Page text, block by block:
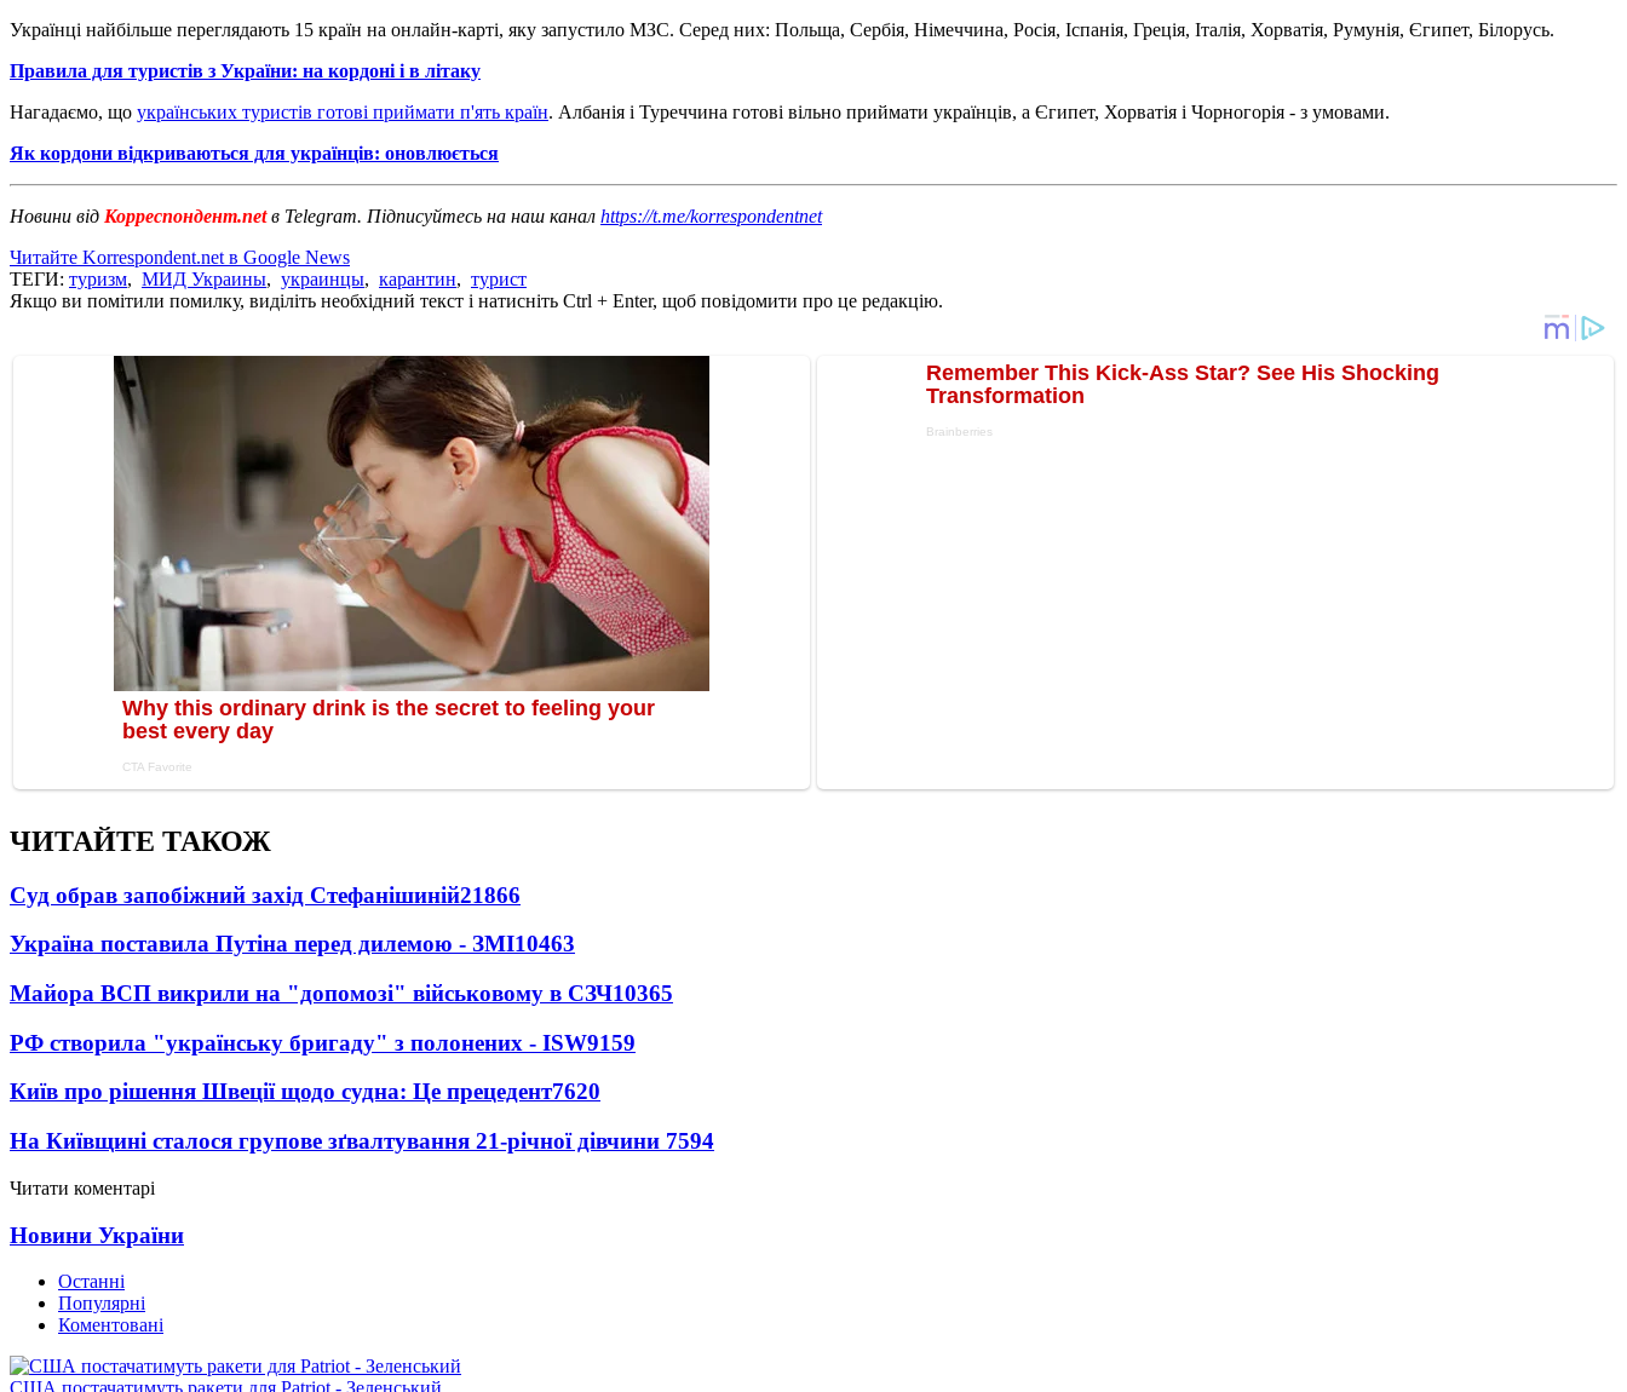
Українці найбільше переглядають 15 країн на онлайн-карті, яку запустило МЗС. Серед них: Польща, Сербія, Німеччина, Росія, Іспанія, Греція, Італія, Хорватія, Румунія, Єгипет, Білорусь.
Правила для туристів з України: на кордоні і в літаку
Нагадаємо, що українських туристів готові приймати п'ять країн. Албанія і Туреччина готові вільно приймати українців, а Єгипет, Хорватія і Чорногорія - з умовами.
Як кордони відкриваються для українців: оновлюється
Новини від Корреспондент.netв Telegram. Підписуйтесь на наш канал https://t.me/korrespondentnet
Читайте Korrespondent.net в Google News
ТЕГИ: туризм, МИД Украины, украинцы, карантин, турист
Якщо ви помітили помилку, виділіть необхідний текст і натисніть Ctrl + Enter, щоб повідомити про це редакцію.
ЧИТАЙТЕ ТАКОЖ
Суд обрав запобіжний захід Стефанішиній21866
Україна поставила Путіна перед дилемою - ЗМІ10463
Майора ВСП викрили на "допомозі" військовому в СЗЧ10365
РФ створила "українську бригаду" з полонених - ISW9159
Київ про рішення Швеції щодо судна: Це прецедент7620
На Київщині сталося групове зґвалтування 21-річної дівчини 7594
Читати коментарі
Новини України
Останні
Популярні
Коментовані